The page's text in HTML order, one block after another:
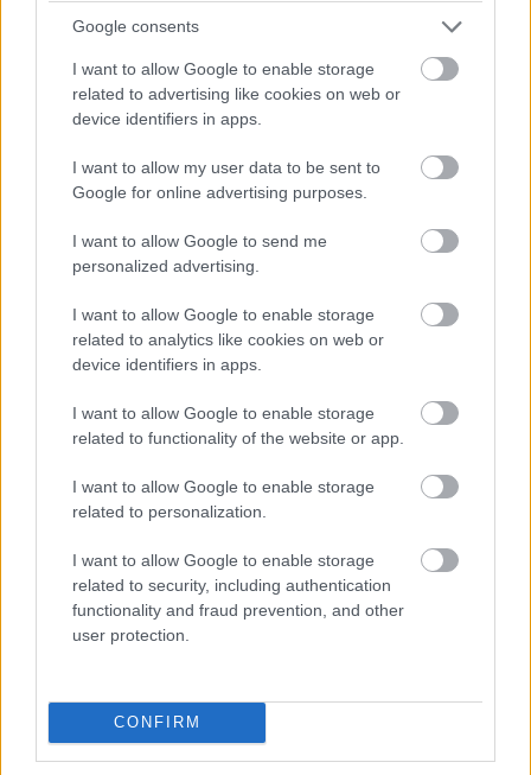
Google consents
I want to allow Google to enable storage
related to advertising like cookies on web or
device identifiers in apps.
I want to allow my user data to be sent to
Google for online advertising purposes.
I want to allow Google to send me
personalized advertising.
I want to allow Google to enable storage
related to analytics like cookies on web or
device identifiers in apps.
I want to allow Google to enable storage
related to functionality of the website or app.
I want to allow Google to enable storage
related to personalization.
I want to allow Google to enable storage
related to security, including authentication
functionality and fraud prevention, and other
user protection.
CONFIRM
καλύπτονται με ένα μείγμα χαβιαρού που
ολοκληρώνεται με μασάζ και μπάνιο συνοδεία
σαμπάνιας και χαβιαριού
Τα καλύτερα Spa της Ευρώπης!